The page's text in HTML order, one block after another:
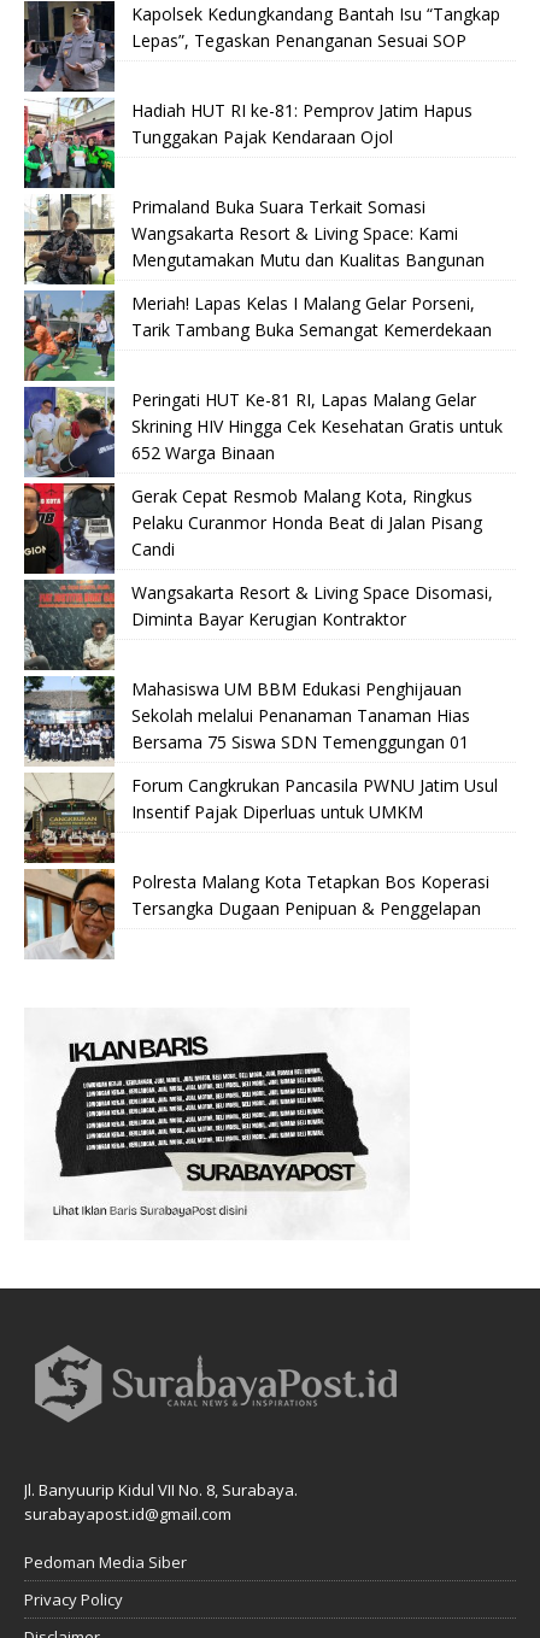
Kapolsek Kedungkandang Bantah Isu “Tangkap
Lepas”, Tegaskan Penanganan Sesuai SOP
Hadiah HUT RI ke-81: Pemprov Jatim Hapus
Tunggakan Pajak Kendaraan Ojol
Primaland Buka Suara Terkait Somasi
Wangsakarta Resort & Living Space: Kami
Mengutamakan Mutu dan Kualitas Bangunan
Meriah! Lapas Kelas I Malang Gelar Porseni,
Tarik Tambang Buka Semangat Kemerdekaan
Peringati HUT Ke-81 RI, Lapas Malang Gelar
Skrining HIV Hingga Cek Kesehatan Gratis untuk
652 Warga Binaan
Gerak Cepat Resmob Malang Kota, Ringkus
Pelaku Curanmor Honda Beat di Jalan Pisang
Candi
Wangsakarta Resort & Living Space Disomasi,
Diminta Bayar Kerugian Kontraktor
Mahasiswa UM BBM Edukasi Penghijauan
Sekolah melalui Penanaman Tanaman Hias
Bersama 75 Siswa SDN Temenggungan 01
Forum Cangkrukan Pancasila PWNU Jatim Usul
Insentif Pajak Diperluas untuk UMKM
Polresta Malang Kota Tetapkan Bos Koperasi
Tersangka Dugaan Penipuan & Penggelapan
Jl. Banyuurip Kidul VII No. 8, Surabaya.
surabayapost.id@gmail.com
Pedoman Media Siber
Privacy Policy